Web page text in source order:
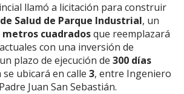
llamó a licitación para construir
Salud de Parque Industrial, un
metros cuadradosque reemplazará
con una inversión de
plazo de ejecución de 300 días
se ubicará en calle 3, entre Ingeniero
Juan San Sebastián.